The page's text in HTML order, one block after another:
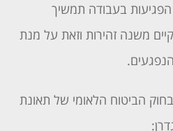
בעבודה תמשיך
משנה זהירות וזאת על מנת
הביטוח הלאומי של תאונת